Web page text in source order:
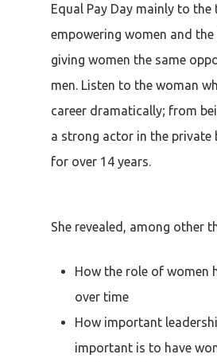
Equal Pay Day mainly to
empowering women and
giving women the same
men. Listen to the woman
career dramatically; from
a strong actor in the private
for over 14 years.
She revealed, among other
How the role of women
over time
How important
important is to have